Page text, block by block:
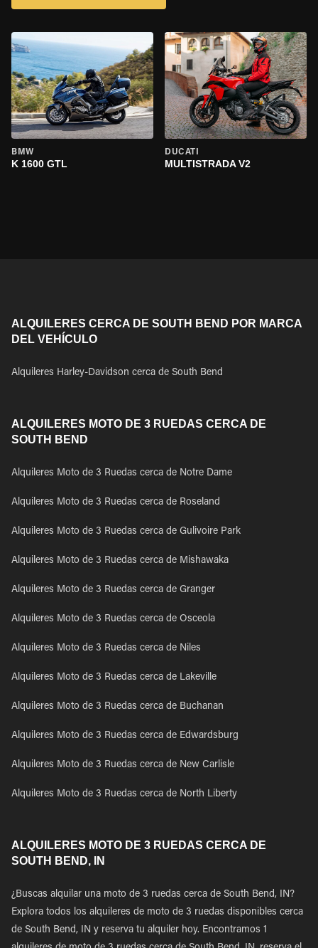
BMW
K 1600 GTL
DUCATI
MULTISTRADA V2
ALQUILERES CERCA DE SOUTH BEND POR MARCA
DEL VEHÍCULO
Alquileres Harley-Davidson cerca de South Bend
ALQUILERES MOTO DE 3 RUEDAS CERCA DE
SOUTH BEND
Alquileres Moto de 3 Ruedas cerca de Notre Dame
Alquileres Moto de 3 Ruedas cerca de Roseland
Alquileres Moto de 3 Ruedas cerca de Gulivoire Park
Alquileres Moto de 3 Ruedas cerca de Mishawaka
Alquileres Moto de 3 Ruedas cerca de Granger
Alquileres Moto de 3 Ruedas cerca de Osceola
Alquileres Moto de 3 Ruedas cerca de Niles
Alquileres Moto de 3 Ruedas cerca de Lakeville
Alquileres Moto de 3 Ruedas cerca de Buchanan
Alquileres Moto de 3 Ruedas cerca de Edwardsburg
Alquileres Moto de 3 Ruedas cerca de New Carlisle
Alquileres Moto de 3 Ruedas cerca de North Liberty
ALQUILERES MOTO DE 3 RUEDAS CERCA DE
SOUTH BEND, IN
¿Buscas alquilar una moto de 3 ruedas cerca de South Bend, IN?
Explora todos los alquileres de moto de 3 ruedas disponibles cerca
de South Bend, IN y reserva tu alquiler hoy. Encontramos 1